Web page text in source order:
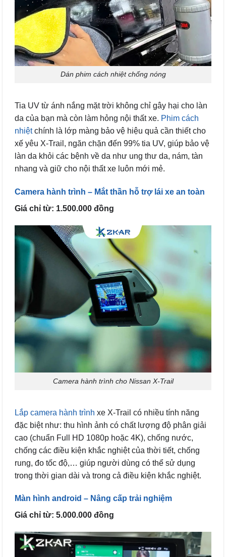
Dán phim cách nhiệt chống nóng
Tia UV từ ánh nắng mặt trời không chỉ gây hại cho làn
da của bạn mà còn làm hỏng nội thất xe. Phim cách
nhiệtchính là lớp màng bảo vệ hiệu quả cần thiết cho
xế yêu X-Trail, ngăn chặn đến 99% tia UV, giúp bảo vệ
làn da khỏi các bệnh về da như ung thư da, nám, tàn
nhang và giữ cho nội thất xe luôn mới mẻ.
Camera hành trình – Mắt thần hỗ trợ lái xe an toàn
Giá chỉ từ: 1.500.000 đồng
Camera hành trình cho Nissan X-Trail
Lắp camera hành trình xe X-Trail có nhiều tính năng
đặc biệt như: thu hình ảnh có chất lượng độ phân giải
cao (chuẩn Full HD 1080p hoặc 4K), chống nước,
chống các điều kiện khắc nghiệt của thời tiết, chống
rung, đo tốc độ,… giúp người dùng có thể sử dụng
trong thời gian dài và trong cả điều kiện khắc nghiệt.
Màn hình android – Nâng cấp trải nghiệm
Giá chỉ từ: 5.000.000 đồng